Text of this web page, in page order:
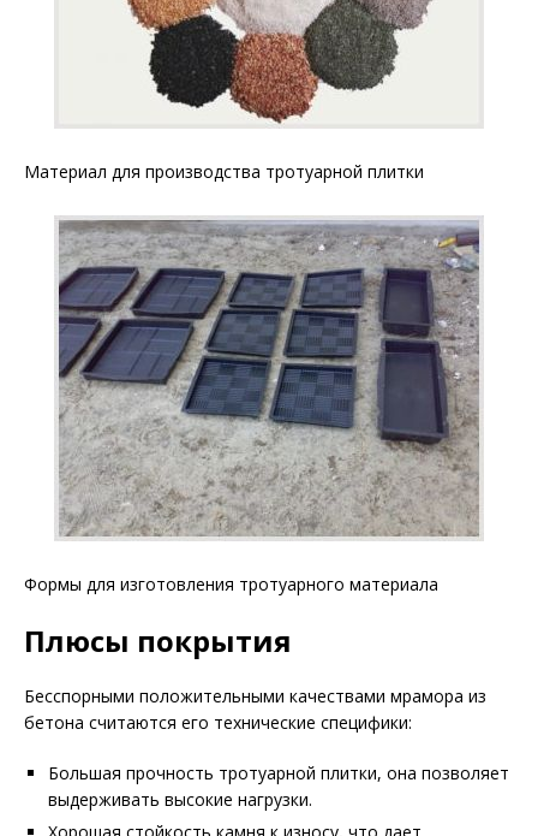
Материал для производства тротуарной плитки
Формы для изготовления тротуарного материала
Плюсы покрытия
Бесспорными положительными качествами мрамора из
бетона считаются его технические специфики:
Большая прочность тротуарной плитки, она позволяет
выдерживать высокие нагрузки.